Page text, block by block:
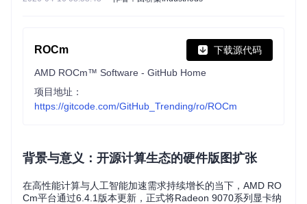
ROCm 下载源代码
AMD ROCm™ Software - GitHub Home
项目地址：
https://gitcode.com/GitHub_Trending/ro/ROCm
背景与意义：开源计算生态的硬件版图扩张
在高性能计算与人工智能加速需求持续增长的当下，AMD RO
Cm平台通过6.4.1版本更新，正式将Radeon 9070系列显卡纳